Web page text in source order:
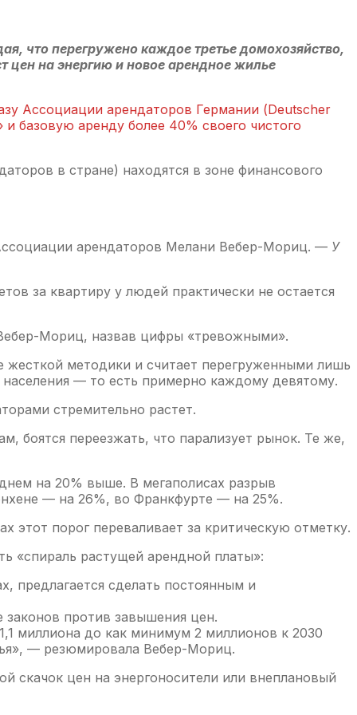
что перегружено каждое третье домохозяйство,
цен на энергию и новое арендное жилье
Ассоциации арендаторов Германии (Deutscher
базовую аренду более 40% своего чистого
в стране) находятся в зоне финансового
арендаторов Мелани Вебер-Мориц. — У
за квартиру у людей практически не остается
Мориц, назвав цифры «тревожными».
жесткой методики и считает перегруженными лишь
населения — то есть примерно каждому девятому.
стремительно растет.
переезжать, что парализует рынок. Те же,
на 20% выше. В мегаполисах разрыв
— на 26%, во Франкфурте — на 25%.
порог переваливает за критическую отметку.
«спираль растущей арендной платы»:
сделать постоянным и
законов против завышения цен.
миллиона до как минимум 2 миллионов к 2030
— резюмировала Вебер-Мориц.
скачок цен на энергоносители или внеплановый